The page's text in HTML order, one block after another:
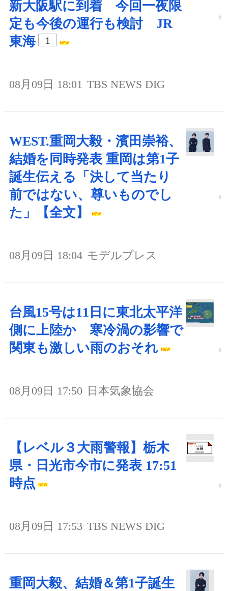
新大阪駅に到着 今回一夜限
定も今後の運行も検討 JR
東海
1
08月09日 18:01 TBS NEWS DIG
WEST.重岡大毅・濱田崇裕、
結婚を同時発表 重岡は第1子
誕生伝える「決して当たり
前ではない、尊いものでし
た」【全文】
08月09日 18:04 モデルプレス
台風15号は11日に東北太平洋
側に上陸か 寒冷渦の影響で
関東も激しい雨のおそれ
08月09日 17:50 日本気象協会
【レベル３大雨警報】栃木
県・日光市今市に発表 17:51
時点
08月09日 17:53 TBS NEWS DIG
重岡大毅、結婚＆第1子誕生